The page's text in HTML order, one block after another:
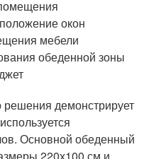
окон
мебели
обеденной зоны
демонстрирует
Основной обеденный